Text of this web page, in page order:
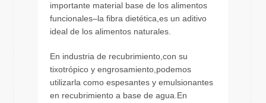
importante material base de los alimentos
funcionales–la fibra dietética,es un aditivo
ideal de los alimentos naturales.
En industria de recubrimiento,con su
tixotrópico y engrosamiento,podemos
utilizarla como espesantes y emulsionantes
en recubrimiento a base de agua.En